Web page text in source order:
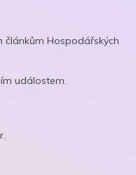
článkům Hospodářských
událostem.